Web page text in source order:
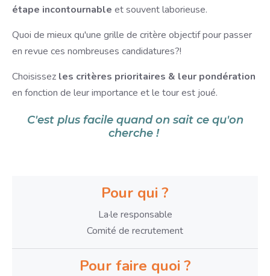
étape incontournable et souvent laborieuse.
Quoi de mieux qu'une grille de critère objectif pour passer
en revue ces nombreuses candidatures?!
Choisissez les critères prioritaires & leur pondération
en fonction de leur importance et le tour est joué.
C'est plus facile quand on sait ce qu'on
cherche !
Pour qui ?
La·le responsable
Comité de recrutement
Pour faire quoi ?